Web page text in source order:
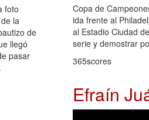
foto
la
de
llegó
pasar
Copa de
ida frente al
al Estadio Ciudad
serie y demostrar
365scores
Efraín